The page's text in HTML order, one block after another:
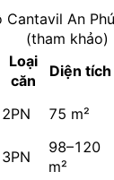
Cantavil An
(tham khảo)
Loại
căn
Diện tích
2PN 75 m²
3PN
98–120
m²